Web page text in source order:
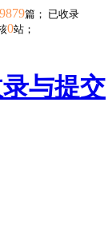
9879篇； 已收录
0站；
与提交